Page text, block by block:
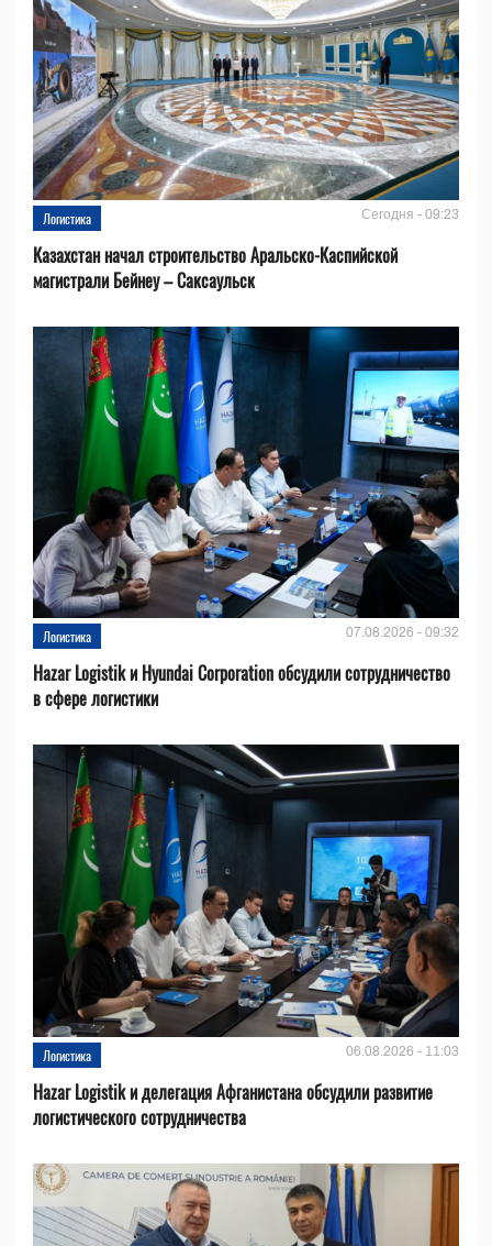
Логистика Сегодня - 09:23
Казахстан начал строительство Аральско-Каспийской
магистрали Бейнеу – Саксаульск
Логистика 07.08.2026 - 09:32
Hazar Logistik и Hyundai Corporation обсудили сотрудничество
в сфере логистики
Логистика 06.08.2026 - 11:03
Hazar Logistik и делегация Афганистана обсудили развитие
логистического сотрудничества